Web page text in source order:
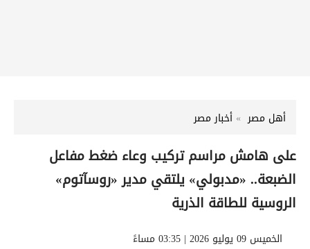
أهل مصر أخبار مصر
على هامش مراسم تركيب وعاء ضغط مفاعل
الضبعة.. «مدبولي» يلتقي مدير «روسآتوم»
الروسية للطاقة الذرية
الخميس 09 يوليو 2026 | 03:35 مساءً